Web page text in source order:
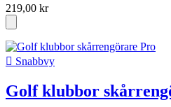
219,00 kr
 Snabbvy
Golf klubbor